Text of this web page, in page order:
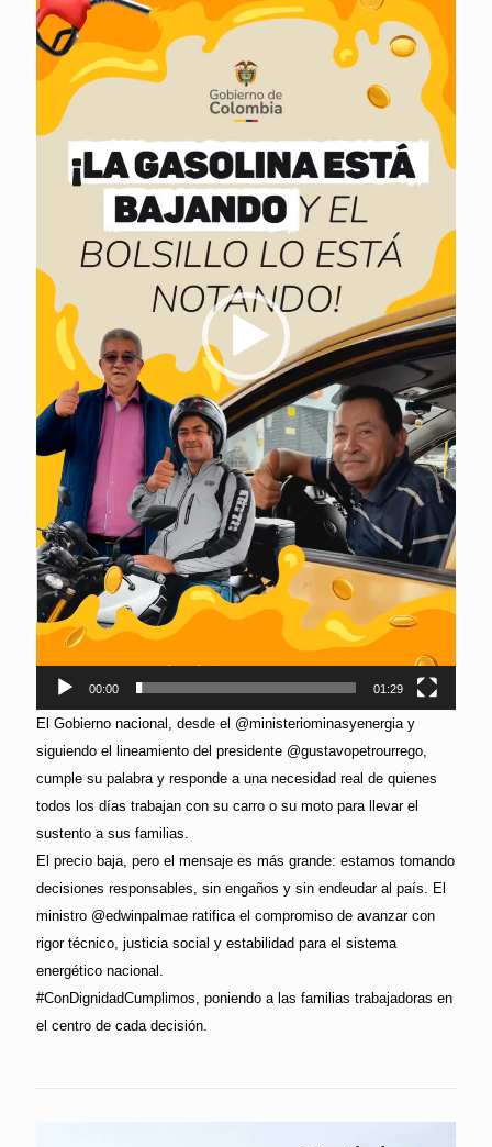
de
vídeo
00:00 01:29
El Gobierno nacional, desde el @ministeriominasyenergia y
siguiendo el lineamiento del presidente @gustavopetrourrego,
cumple su palabra y responde a una necesidad real de quienes
todos los días trabajan con su carro o su moto para llevar el
sustento a sus familias.
El precio baja, pero el mensaje es más grande: estamos tomando
decisiones responsables, sin engaños y sin endeudar al país. El
ministro @edwinpalmae ratifica el compromiso de avanzar con
rigor técnico, justicia social y estabilidad para el sistema
energético nacional.
#ConDignidadCumplimos, poniendo a las familias trabajadoras en
el centro de cada decisión.